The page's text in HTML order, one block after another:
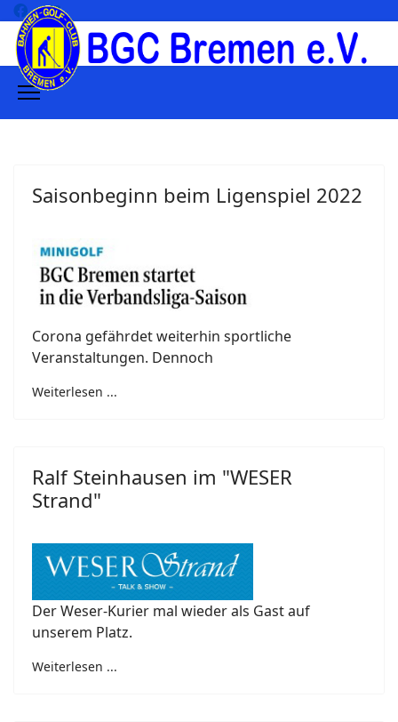
Saisonbeginn beim Ligenspiel 2022
Corona gefährdet weiterhin sportliche
Veranstaltungen. Dennoch
Weiterlesen ...
Ralf Steinhausen im "WESER
Strand"
Der Weser-Kurier mal wieder als Gast auf
unserem Platz.
Weiterlesen ...